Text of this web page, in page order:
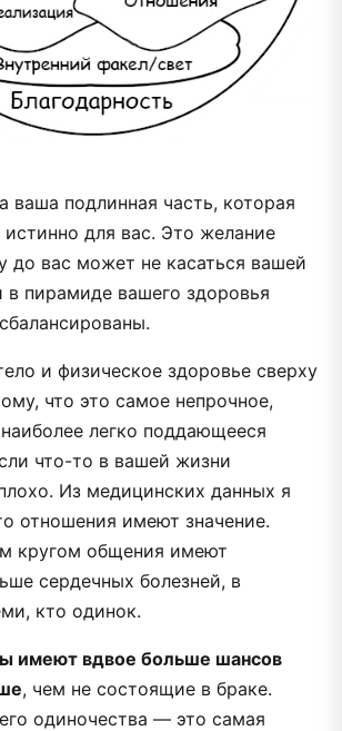
ваша подлинная часть, которая
истинно для вас. Это желание
до вас может не касаться вашей
в пирамиде вашего здоровья
и физическое здоровье сверху
что это самое непрочное,
легко поддающееся
что-то в вашей жизни
Из медицинских данных я
отношения имеют значение.
кругом общения имеют
сердечных болезней, в
кто одинок.
имеют вдвое больше шансов
, чем не состоящие в браке.
одиночества — это самая